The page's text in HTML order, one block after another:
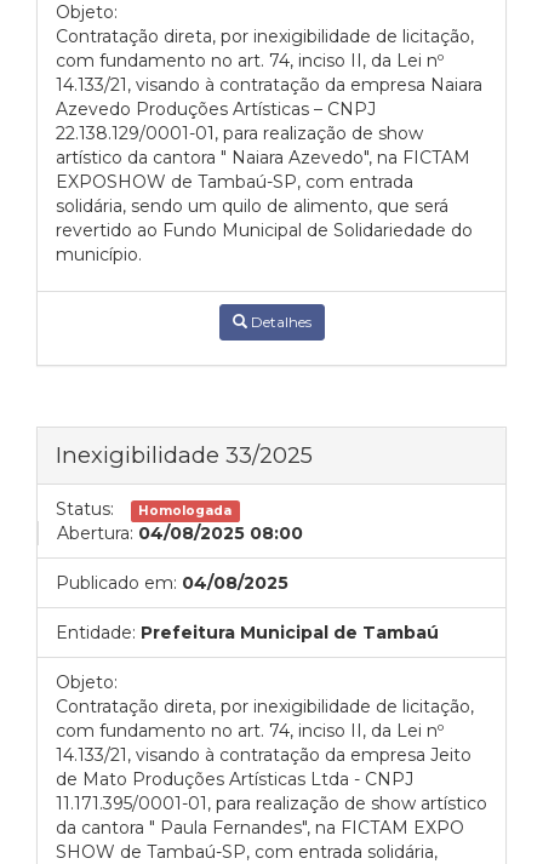
Objeto:
Contratação direta, por inexigibilidade de licitação,
com fundamento no art. 74, inciso II, da Lei nº
14.133/21, visando à contratação da empresa Naiara
Azevedo Produções Artísticas – CNPJ
22.138.129/0001-01, para realização de show
artístico da cantora " Naiara Azevedo", na FICTAM
EXPOSHOW de Tambaú-SP, com entrada
solidária, sendo um quilo de alimento, que será
revertido ao Fundo Municipal de Solidariedade do
município.
Detalhes
Inexigibilidade 33/2025
Status: Homologada
Abertura: 04/08/2025 08:00
Publicado em: 04/08/2025
Entidade: Prefeitura Municipal de Tambaú
Objeto:
Contratação direta, por inexigibilidade de licitação,
com fundamento no art. 74, inciso II, da Lei nº
14.133/21, visando à contratação da empresa Jeito
de Mato Produções Artísticas Ltda - CNPJ
11.171.395/0001-01, para realização de show artístico
da cantora " Paula Fernandes", na FICTAM EXPO
SHOW de Tambaú-SP, com entrada solidária,